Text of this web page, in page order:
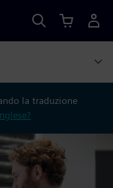
la traduzione